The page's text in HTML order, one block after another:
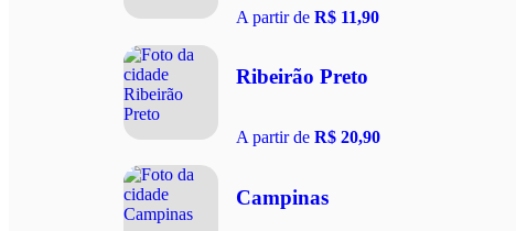
A partir de R$ 11,90
Ribeirão Preto
A partir de R$ 20,90
Campinas